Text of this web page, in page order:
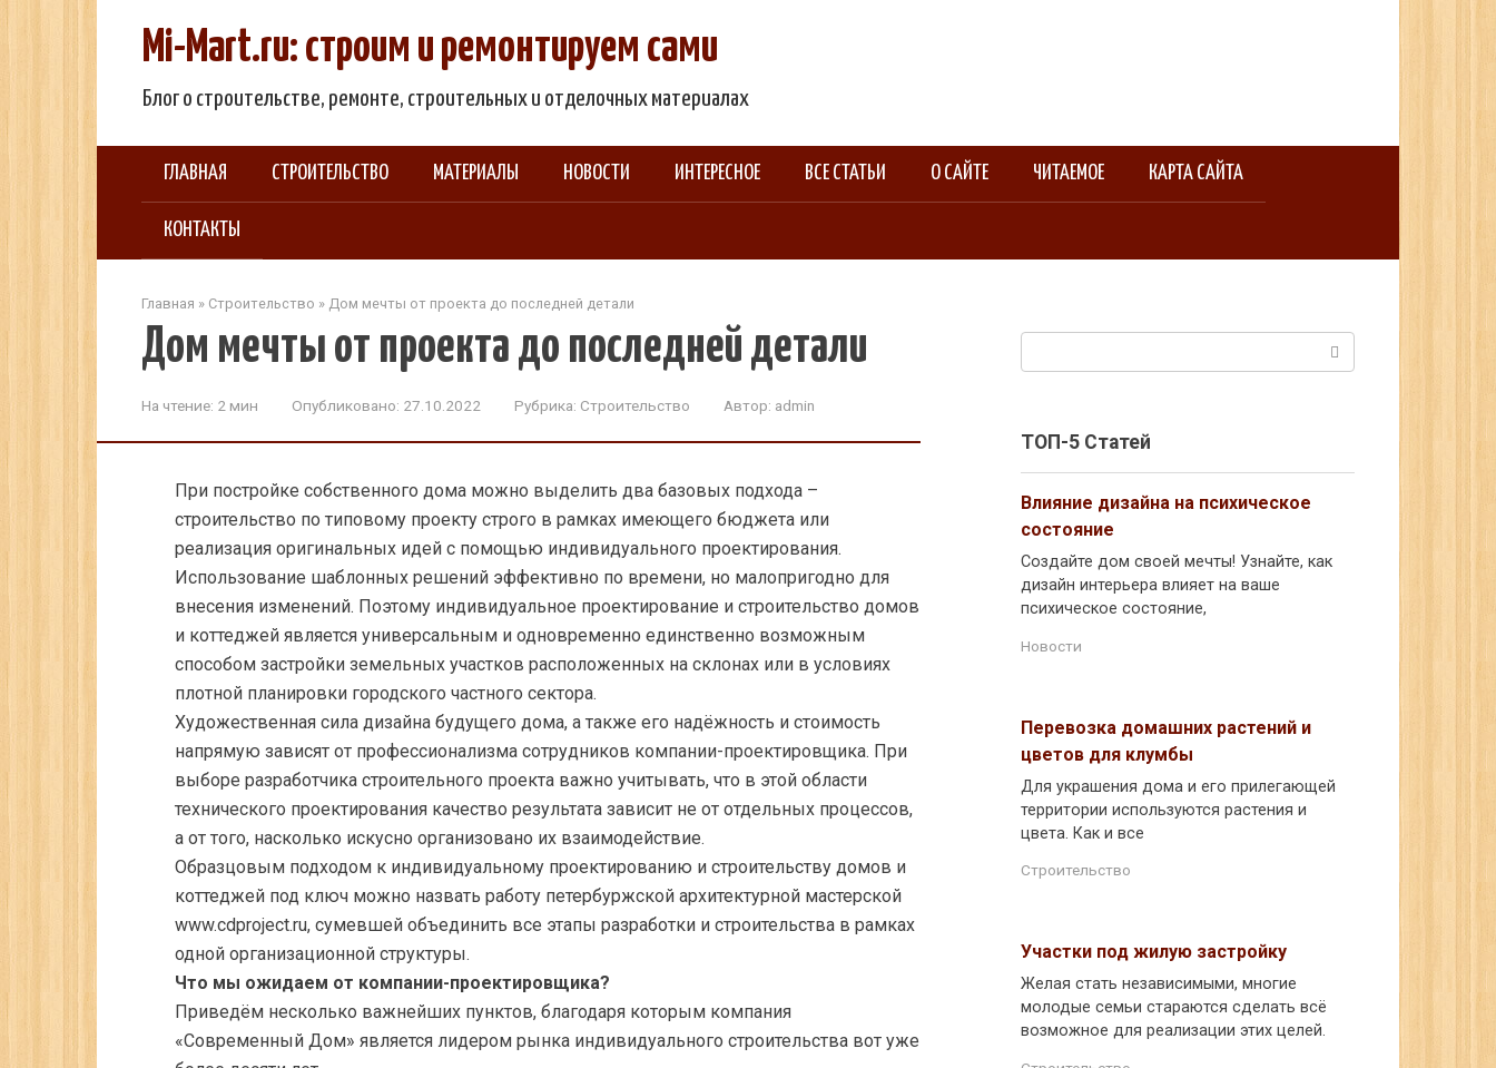
Mi-Mart.ru: строим и ремонтируем сами
Блог о строительстве, ремонте, строительных и отделочных материалах
ГЛАВНАЯ СТРОИТЕЛЬСТВО МАТЕРИАЛЫ НОВОСТИ ИНТЕРЕСНОЕ ВСЕ СТАТЬИ О САЙТЕ ЧИТАЕМОЕ КАРТА САЙТА
КОНТАКТЫ
Главная » Строительство » Дом мечты от проекта до последней детали
Дом мечты от проекта до последней детали
На чтение: 2 мин Опубликовано: 27.10.2022 Рубрика: Строительство Автор: admin
При постройке собственного дома можно выделить два базовых подхода –
строительство по типовому проекту строго в рамках имеющего бюджета или
реализация оригинальных идей с помощью индивидуального проектирования.
Использование шаблонных решений эффективно по времени, но малопригодно для
внесения изменений. Поэтому индивидуальное проектирование и строительство домов
и коттеджей является универсальным и одновременно единственно возможным
способом застройки земельных участков расположенных на склонах или в условиях
плотной планировки городского частного сектора.
Художественная сила дизайна будущего дома, а также его надёжность и стоимость
напрямую зависят от профессионализма сотрудников компании-проектировщика. При
выборе разработчика строительного проекта важно учитывать, что в этой области
технического проектирования качество результата зависит не от отдельных процессов,
а от того, насколько искусно организовано их взаимодействие.
Образцовым подходом к индивидуальному проектированию и строительству домов и
коттеджей под ключ можно назвать работу петербуржской архитектурной мастерской
www.cdproject.ru, сумевшей объединить все этапы разработки и строительства в рамках
одной организационной структуры.
Что мы ожидаем от компании-проектировщика?
Приведём несколько важнейших пунктов, благодаря которым компания
«Современный Дом» является лидером рынка индивидуального строительства вот уже
ТОП-5 Статей
Влияние дизайна на психическое
состояние
Создайте дом своей мечты! Узнайте, как
дизайн интерьера влияет на ваше
психическое состояние,
Новости
Перевозка домашних растений и
цветов для клумбы
Для украшения дома и его прилегающей
территории используются растения и
цвета. Как и все
Строительство
Участки под жилую застройку
Желая стать независимыми, многие
молодые семьи стараются сделать всё
возможное для реализации этих целей.